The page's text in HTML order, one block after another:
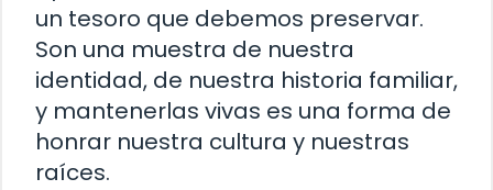
un tesoro que debemos preservar.
Son una muestra de nuestra
identidad, de nuestra historia familiar,
y mantenerlas vivas es una forma de
honrar nuestra cultura y nuestras
raíces.